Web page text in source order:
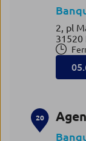
2, pl
31520
20